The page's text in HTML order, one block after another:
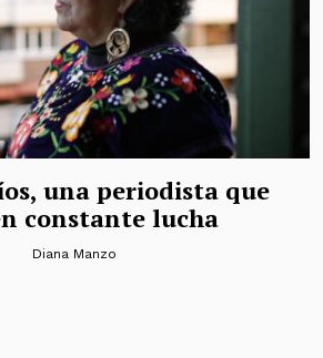
una periodista que
constante lucha
Diana Manzo